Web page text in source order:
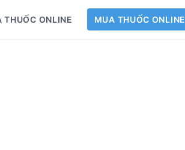
THUỐC ONLINE MUA THUỐC ONLINE